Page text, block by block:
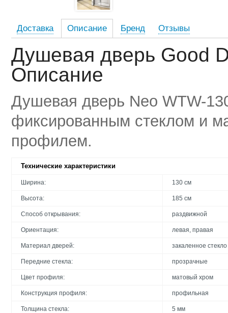
Доставка Описание Бренд Отзывы
Душевая дверь Good
Описание
Душевая дверь Neo WTW-
фиксированным стеклом и
профилем.
Технические характеристики
Ширина: 130 см
Высота: 185 см
Способ открывания: раздвижной
Ориентация: левая, правая
Материал дверей: закаленное стекло
Передние стекла: прозрачные
Цвет профиля: матовый хром
Конструкция профиля: профильная
Толщина стекла: 5 мм